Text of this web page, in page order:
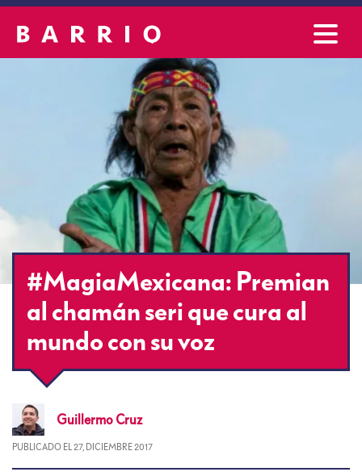
#MagiaMexicana: Premian
al chamán seri que cura al
mundo con su voz
Guillermo Cruz
PUBLICADO EL 27, DICIEMBRE 2017